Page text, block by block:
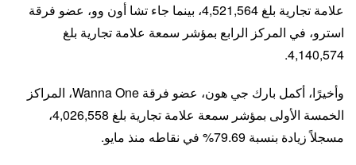
علامة تجارية بلغ 4,521,564، بينما جاء تشا أون وو، عضو فرقة
استرو، في المركز الرابع بمؤشر سمعة علامة تجارية بلغ
4,140,574.
وأخيرًا، أكمل بارك جي هون، عضو فرقة Wanna One، المراكز
الخمسة الأولى بمؤشر سمعة علامة تجارية بلغ 4,026,558،
مسجلاً زيادة بنسبة 79.69% في نقاطه منذ مايو.